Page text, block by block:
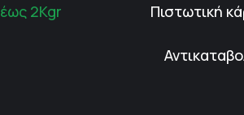
έως 2Kgr
Πιστωτική